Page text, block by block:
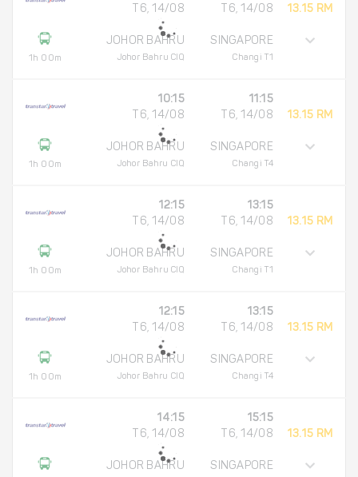
1h 00m
T6, 14/08
JOHOR BAHRU
Johor Bahru CIQ
T6, 14/08
SINGAPORE
Changi T1
13.15 RM
1h 00m
10:15
T6, 14/08
JOHOR BAHRU
Johor Bahru CIQ
11:15
T6, 14/08
SINGAPORE
Changi T4
13.15 RM
1h 00m
12:15
T6, 14/08
JOHOR BAHRU
Johor Bahru CIQ
13:15
T6, 14/08
SINGAPORE
Changi T1
13.15 RM
1h 00m
12:15
T6, 14/08
JOHOR BAHRU
Johor Bahru CIQ
13:15
T6, 14/08
SINGAPORE
Changi T4
13.15 RM
14:15
T6, 14/08
JOHOR BAHRU
15:15
T6, 14/08
SINGAPORE
13.15 RM